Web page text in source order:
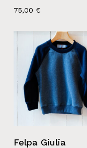
75,00 €
Felpa Giulia